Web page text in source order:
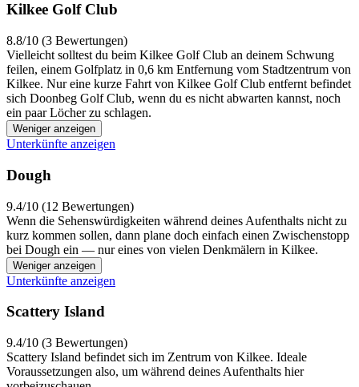
Kilkee Golf Club
8.8/10 (3 Bewertungen)
Vielleicht solltest du beim Kilkee Golf Club an deinem Schwung
feilen, einem Golfplatz in 0,6 km Entfernung vom Stadtzentrum von
Kilkee. Nur eine kurze Fahrt von Kilkee Golf Club entfernt befindet
sich Doonbeg Golf Club, wenn du es nicht abwarten kannst, noch
ein paar Löcher zu schlagen.
Weniger anzeigen
Unterkünfte anzeigen
Dough
9.4/10 (12 Bewertungen)
Wenn die Sehenswürdigkeiten während deines Aufenthalts nicht zu
kurz kommen sollen, dann plane doch einfach einen Zwischenstopp
bei Dough ein — nur eines von vielen Denkmälern in Kilkee.
Weniger anzeigen
Unterkünfte anzeigen
Scattery Island
9.4/10 (3 Bewertungen)
Scattery Island befindet sich im Zentrum von Kilkee. Ideale
Voraussetzungen also, um während deines Aufenthalts hier